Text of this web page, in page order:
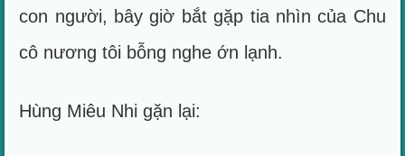
con người, bây giờ bắt gặp tia nhìn của Chu
cô nương tôi bỗng nghe ớn lạnh.
Hùng Miêu Nhi gặn lại: